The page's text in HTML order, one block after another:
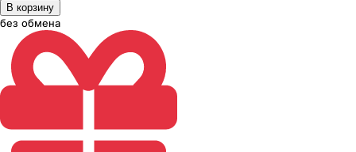
В корзину
без обмена